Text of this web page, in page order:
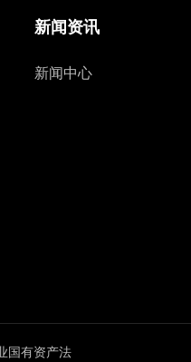
新闻资讯
新闻中心
国有资产法